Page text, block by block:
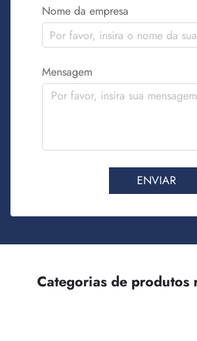
Nome da empresa
Mensagem
ENVIAR
Categorias de produtos